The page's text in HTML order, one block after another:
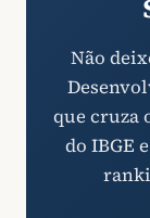
Não
que cruza
do IBGE